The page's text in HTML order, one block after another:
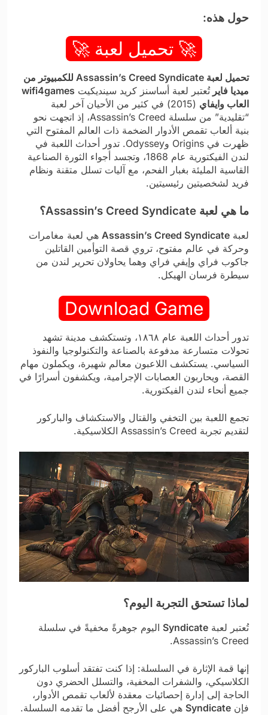
حول هذه:
🚀 تحميل لعبة 🚀
تحميل لعبة Assassin’s Creed Syndicate للكمبيوتر من
ميديا فايرتُعتبر لعبة أساسنز كريد سينديكيت wifi4games
العاب وايفاي
(2015) في كثير من الأحيان آخر لعبة
“تقليدية” من سلسلة Assassin’s Creed، إذ اتجهت نحو
بنية ألعاب تقمص الأدوار الضخمة ذات العالم المفتوح التي
ظهرت في Origins وOdyssey. تدور أحداث اللعبة في
لندن الفيكتورية عام 1868، وتجسد أجواء الثورة الصناعية
القاسية المليئة بغبار الفحم، مع آليات تسلل متقنة ونظام
فريد لشخصيتين رئيسيتين.
ما هي لعبة Assassin’s Creed Syndicate؟
لعبة Assassin’s Creed Syndicate هي لعبة مغامرات
وحركة في عالم مفتوح، تروي قصة التوأمين القاتلين
جاكوب فراي وإيفي فراي وهما يحاولان تحرير لندن من
سيطرة فرسان الهيكل.
Download Game
تدور أحداث اللعبة عام ١٨٦٨، وتستكشف مدينة تشهد
تحولات متسارعة مدفوعة بالصناعة والتكنولوجيا والنفوذ
السياسي. يستكشف اللاعبون معالم شهيرة، ويكملون مهام
القصة، ويحاربون العصابات الإجرامية، ويكشفون أسرارًا في
جميع أنحاء لندن الفيكتورية.
تجمع اللعبة بين التخفي والقتال والاستكشاف والباركور
لتقديم تجربة Assassin’s Creed الكلاسيكية.
لماذا تستحق التجربة اليوم؟
تُعتبر لعبة Syndicate اليوم جوهرةً مخفيةً في سلسلة
Assassin’s Creed.
إنها قمة الإثارة في السلسلة: إذا كنت تفتقد أسلوب الباركور
الكلاسيكي، والشفرات المخفية، والتسلل الحضري دون
الحاجة إلى إدارة إحصائيات معقدة لألعاب تقمص الأدوار،
فإن Syndicate هي على الأرجح أفضل ما تقدمه السلسلة.